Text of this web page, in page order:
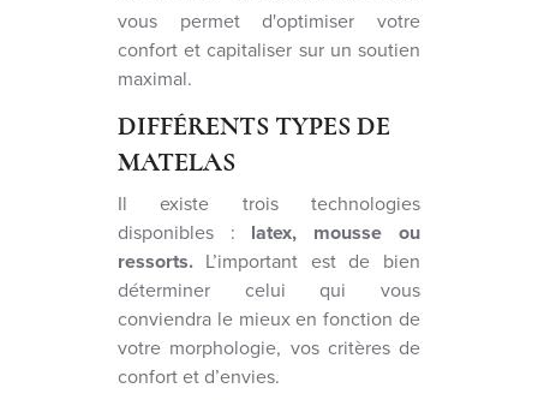
vous permet d'optimiser votre
confort et capitaliser sur un soutien
maximal.
DIFFÉRENTS TYPES DE
MATELAS
Il existe trois technologies
disponibles : latex, mousse ou
ressorts. L’important est de bien
déterminer celui qui vous
conviendra le mieux en fonction de
votre morphologie, vos critères de
confort et d’envies.